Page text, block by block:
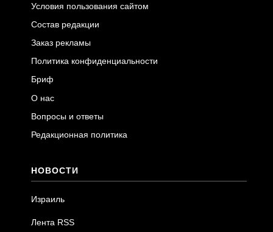
Условия пользования сайтом
Состав редакции
Заказ рекламы
Политика конфиденциальности
Бриф
О нас
Вопросы и ответы
Редакционная политика
НОВОСТИ
Израиль
Лента RSS